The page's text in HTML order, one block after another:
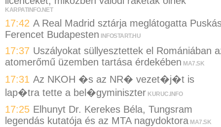
KARPATINFO.NET
17:42 A Real Madrid sztárja meglátogatta
Ferencet Budapesten
INFOSTART.HU
17:37 Uszályokat süllyesztettek el Romániában
atomerőmű üzemben tartása érdekében MA7.SK
17:31 Az NKOH �s az NR� vezet�j�t is
lap�tra tette a bel�gyminiszter KURUC.INFO
17:25 Elhunyt Dr. Kerekes Béla, Tungsram
legendás kutatója és az MTA nagydoktora MA7.SK